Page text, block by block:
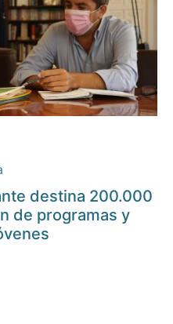
destina 200.000
de programas y